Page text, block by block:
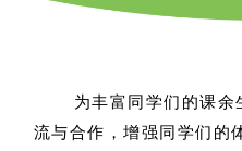
为丰富同学们的课余
流与合作，增强同学们的